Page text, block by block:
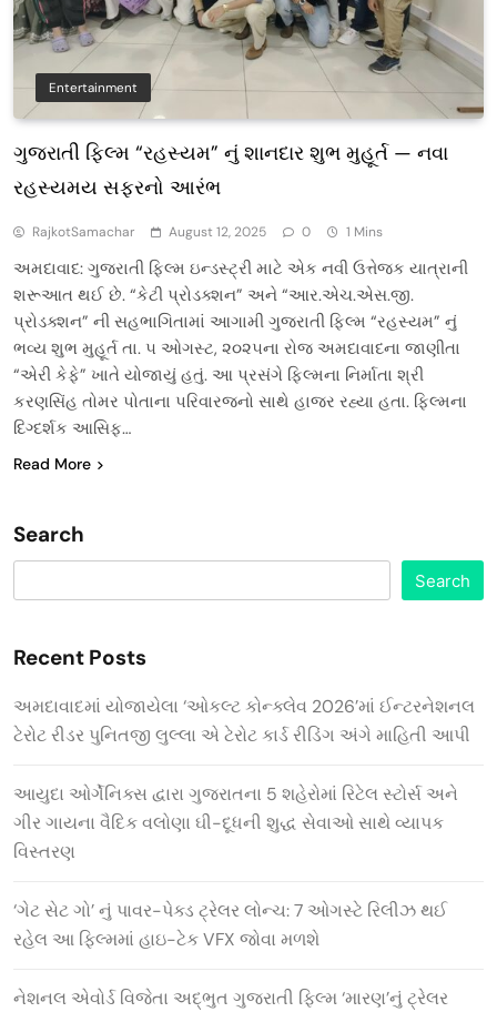
Entertainment
ગુજરાતી ફિલ્મ “રહસ્યમ” નું શાનદાર શુભ મુહૂર્ત — નવા
રહસ્યમય સફરનો આરંભ
RajkotSamachar August 12, 2025 0 1 Mins
અમદાવાદ: ગુજરાતી ફિલ્મ ઇન્ડસ્ટ્રી માટે એક નવી ઉત્તેજક યાત્રાની
શરૂઆત થઈ છે. “કેટી પ્રોડક્શન” અને “આર.એચ.એસ.જી.
પ્રોડક્શન” ની સહભાગિતામાં આગામી ગુજરાતી ફિલ્મ “રહસ્યમ” નું
ભવ્ય શુભ મુહૂર્ત તા. ૫ ઓગસ્ટ, ૨૦૨૫ના રોજ અમદાવાદના જાણીતા
“એરી કેફે” ખાતે યોજાયું હતું. આ પ્રસંગે ફિલ્મના નિર્માતા શ્રી
કરણસિંહ તોમર પોતાના પરિવારજનો સાથે હાજર રહ્યા હતા. ફિલ્મના
દિગ્દર્શક આસિફ…
Read More
Search
Search
Recent Posts
અમદાવાદમાં યોજાયેલા ‘ઓકલ્ટ કોન્ક્લેવ 2026’માં ઈન્ટરનેશનલ
ટેરોટ રીડર પુનિતજી લુલ્લા એ ટેરોટ કાર્ડ રીડિંગ અંગે માહિતી આપી
આયુદા ઓર્ગેનિક્સ દ્વારા ગુજરાતના 5 શહેરોમાં રિટેલ સ્ટોર્સ અને
ગીર ગાયના વૈદિક વલોણા ઘી-દૂધની શુદ્ધ સેવાઓ સાથે વ્યાપક
વિસ્તરણ
‘ગેટ સેટ ગો’ નું પાવર-પેક્ડ ટ્રેલર લોન્ચ: 7 ઓગસ્ટે રિલીઝ થઈ
રહેલ આ ફિલ્મમાં હાઇ-ટેક VFX જોવા મળશે
નેશનલ એવોર્ડ વિજેતા અદ્ભુત ગુજરાતી ફિલ્મ ‘મારણ’નું ટ્રેલર